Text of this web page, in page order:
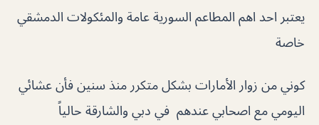
يعتبر احد اهم المطاعم السورية عامة والمئكولات الدمشقي
خاصة
كوني من زوار الأمارات بشكل متكرر منذ سنين فأن عشائي
اليومي مع اصحابي عندهم في دبي والشارقة حالياً